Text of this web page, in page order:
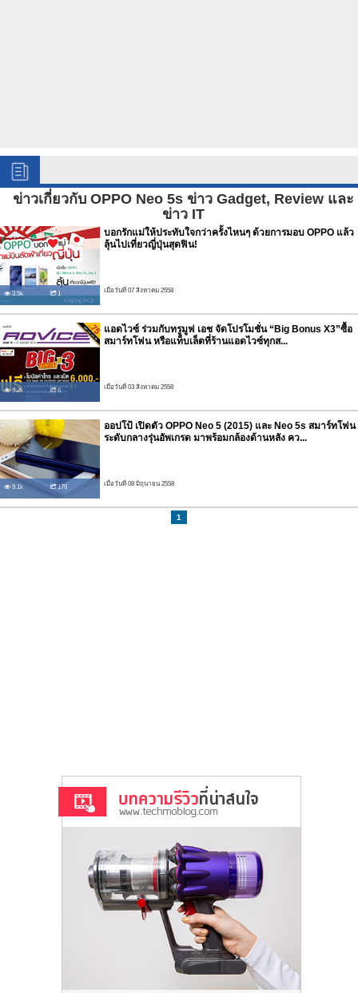
ข่าวเกี่ยวกับ OPPO Neo 5s ข่าว Gadget, Review และ
ข่าว IT
3.5k 1
บอกรักแม่ให้ประทับใจกว่าครั้งไหนๆ ด้วยการมอบ OPPO แล้ว
ลุ้นไปเที่ยวญี่ปุ่นสุดฟิน!
เมื่อวันที่ 07 สิงหาคม 2558
6.2k 6
แอดไวซ์ ร่วมกับทรูมูฟ เอช จัดโปรโมชั่น “Big Bonus X3”ซื้อ
สมาร์ทโฟน หรือแท็บเล็ตที่ร้านแอดไวซ์ทุกส...
เมื่อวันที่ 03 สิงหาคม 2558
9.1k 176
ออปโป้ เปิดตัว OPPO Neo 5 (2015) และ Neo 5s สมาร์ทโฟน
ระดับกลางรุ่นอัพเกรด มาพร้อมกล้องด้านหลัง คว...
เมื่อวันที่ 08 มิถุนายน 2558
1